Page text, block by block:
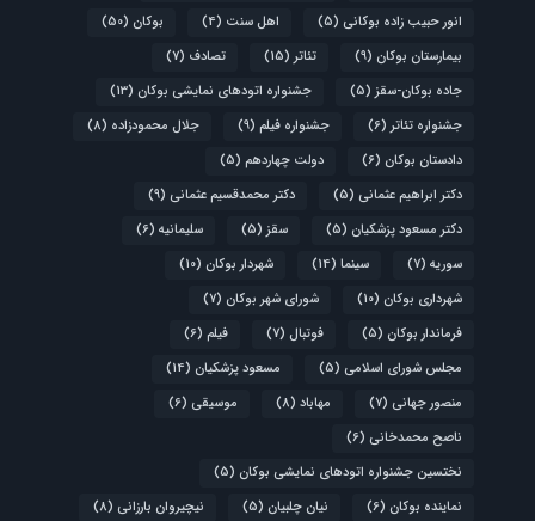
انور حبیب زاده بوکانی (5) اهل سنت (4) بوکان (50)
بیمارستان بوکان (9) تئاتر (15) تصادف (7)
جاده بوکان-سقز (5) جشنواره اتودهای نمایشی بوکان (13)
جشنواره تئاتر (6) جشنواره فیلم (9) جلال محمودزاده (8)
دادستان بوکان (6) دولت چهاردهم (5)
دکتر ابراهیم عثمانی (5) دکتر محمدقسیم عثمانی (9)
دکتر مسعود پزشکیان (5) سقز (5) سلیمانیه (6)
سوریه (7) سینما (14) شهردار بوکان (10)
شهرداری بوکان (10) شورای شهر بوکان (7)
فرماندار بوکان (5) فوتبال (7) فیلم (6)
مجلس شورای اسلامی (5) مسعود پزشکیان (14)
منصور جهانی (7) مهاباد (8) موسیقی (6)
ناصح محمدخانی (6)
نختسین جشنواره اتودهای نمایشی بوکان (5)
نماینده بوکان (6) نیان چلبیان (5) نیچیروان بارزانی (8)